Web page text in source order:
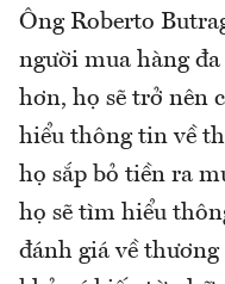
Ông Roberto
người mua hàng
hơn, họ sẽ trở nên
hiểu thông tin về
họ sắp bỏ tiền ra
họ sẽ tìm hiểu
đánh giá về